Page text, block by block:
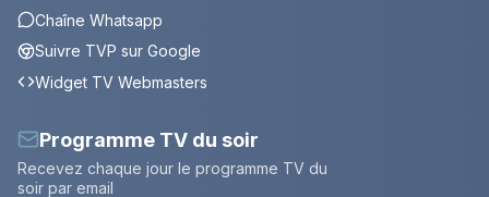
Chaîne Whatsapp
Suivre TVP sur Google
Widget TV Webmasters
Programme TV du soir
Recevez chaque jour le programme TV du
soir par email